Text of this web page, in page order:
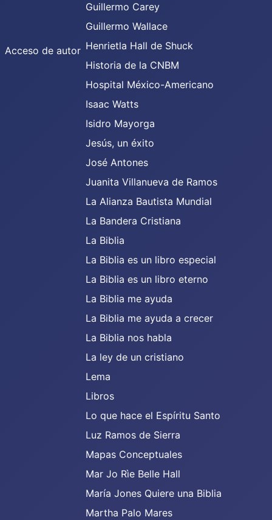
Acceso de autor
Guillermo Carey
Guillermo Wallace
Henrietla Hall de Shuck
Historia de la CNBM
Hospital México-Americano
Isaac Watts
Isidro Mayorga
Jesús, un éxito
José Antones
Juanita Villanueva de Ramos
La Alianza Bautista Mundial
La Bandera Cristiana
La Biblia
La Biblia es un libro especial
La Biblia es un libro eterno
La Biblia me ayuda
La Biblia me ayuda a crecer
La Biblia nos habla
La ley de un cristiano
Lema
Libros
Lo que hace el Espíritu Santo
Luz Ramos de Sierra
Mapas Conceptuales
Mar Jo Rìe Belle Hall
María Jones Quiere una Biblia
Martha Palo Mares